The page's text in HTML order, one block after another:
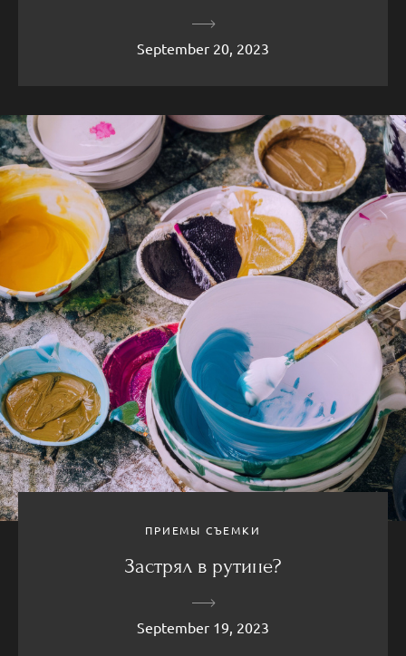
September 20, 2023
ПРИЕМЫ СЪЕМКИ
Застрял в рутине?
September 19, 2023